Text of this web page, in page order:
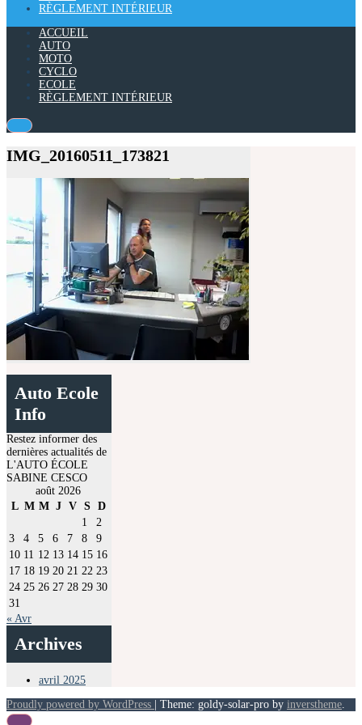
RÈGLEMENT INTÉRIEUR
ACCUEIL
AUTO
MOTO
CYCLO
ECOLE
RÈGLEMENT INTÉRIEUR
IMG_20160511_173821
Auto Ecole
Info
Restez informer des
dernières actualités de
L'AUTO ÉCOLE
SABINE CESCO
août 2026
L M M J V S D
1
2
3
4 5 6 7 8
9
10 11 12 13 14 15 16
17 18 19 20 21 22 23
24 25 26 27 28 29 30
31
« Avr
Archives
avril 2025
Proudly powered by WordPress
Theme: goldy-solar-pro by inverstheme.